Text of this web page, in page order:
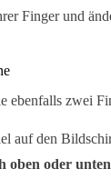
Finger und
ebenfalls zwei
auf den
oben oder unten